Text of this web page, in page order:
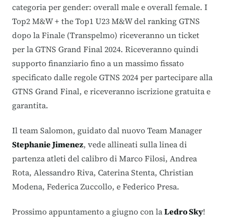
categoria per gender: overall male e overall female. I
Top2 M&W + the Top1 U23 M&W del ranking GTNS
dopo la Finale (Transpelmo) riceveranno un ticket
per la GTNS Grand Final 2024. Riceveranno quindi
supporto finanziario fino a un massimo fissato
specificato dalle regole GTNS 2024 per partecipare alla
GTNS Grand Final, e riceveranno iscrizione gratuita e
garantita.
Il team Salomon, guidato dal nuovo Team Manager
Stephanie Jimenez, vede allineati sulla linea di
partenza atleti del calibro di Marco Filosi, Andrea
Rota, Alessandro Riva, Caterina Stenta, Christian
Modena, Federica Zuccollo, e Federico Presa.
Prossimo appuntamento a giugno con laLedro Sky!